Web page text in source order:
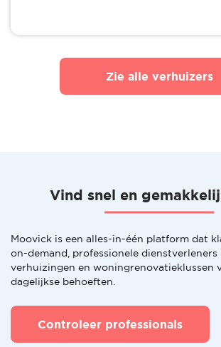
Zie alle verhuizers
Vind snel en
Moovick is een alles-in-één platform dat
on-demand, professionele
verhuizingen en woningrenovatieklussen
dagelijkse behoeften.
Controleer professionals